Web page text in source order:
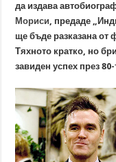
да издава
Мориси, предаде
ще бъде разказана от
Тяхното кратко, но
завиден успех през